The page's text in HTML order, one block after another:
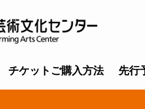
チケットご購入方法 先行